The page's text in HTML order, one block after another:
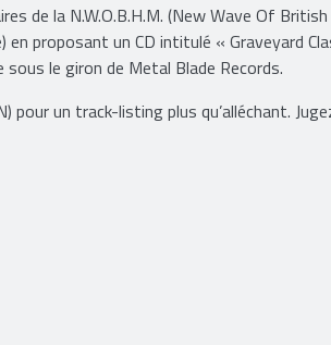
de la N.W.O.B.H.M. (New Wave Of
proposant un CD intitulé « Graveyard
le giron de Metal Blade Records.
pour un track-listing plus qu’alléchant.